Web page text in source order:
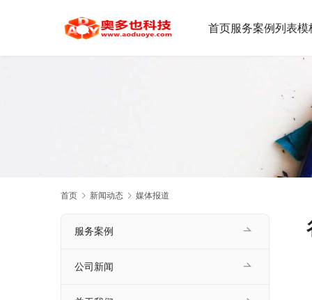
首页服务案例列表模
首页 新闻动态 媒体报道
服务案例
公司新闻